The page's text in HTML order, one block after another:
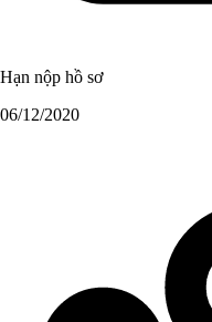
Hạn nộp hồ sơ
06/12/2020